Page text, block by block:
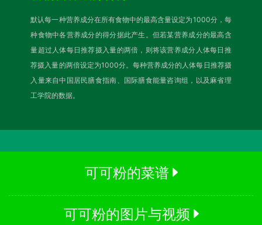
默认每一种营养成分在所有食物中的最高含量设定为1000分，每
种食物中各营养成分的得分据此产生。但若某营养成分的最高含
量超过人体每日推荐摄入量的两倍，则将该营养成分人体每日推
荐摄入量的两倍设定为1000分。每种营养成分的人体每日推荐摄
入量来自中国居民膳食指南、国际膳食能量咨询组，以及麻省理
工学院的数据。
可可粉的菜谱
可可粉的图片与视频